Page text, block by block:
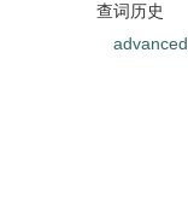
查词历史
advanced